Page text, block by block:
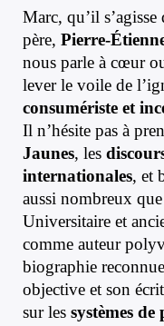
k
ge
r
A
p
p
Marc, qu’il
père, Pierre-
nous parle à cœur
lever le voile de
consumériste et
Il n’hésite pas à
Jaunes, les
internationales, et
aussi nombreux
Universitaire et
comme auteur
biographie
objective et son
sur les systèmes